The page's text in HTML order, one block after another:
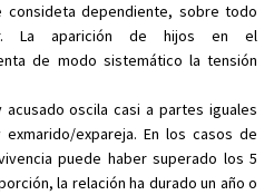
consideta dependiente, sobre todo
La aparición de hijos en el
de modo sistemático la tensión
oscila casi a partes iguales
expareja. En los casos de
puede haber superado los 5
la relación ha durado un año o